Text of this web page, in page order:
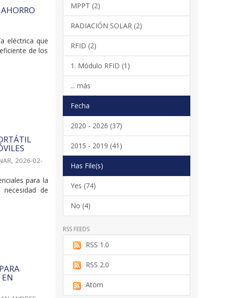
eléctrica que
de los
, 2026-02-
para la
de
MPPT (2)
RADIACIÓN SOLAR (2)
RFID (2)
1. Módulo RFID (1)
... más
Fecha
2020 - 2026 (37)
2015 - 2019 (41)
Has File(s)
Yes (74)
No (4)
RSS FEEDS
RSS 1.0
RSS 2.0
Atom